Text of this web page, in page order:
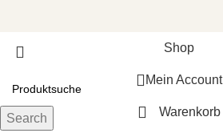
Search
Shop
Mein Account
Warenkorb